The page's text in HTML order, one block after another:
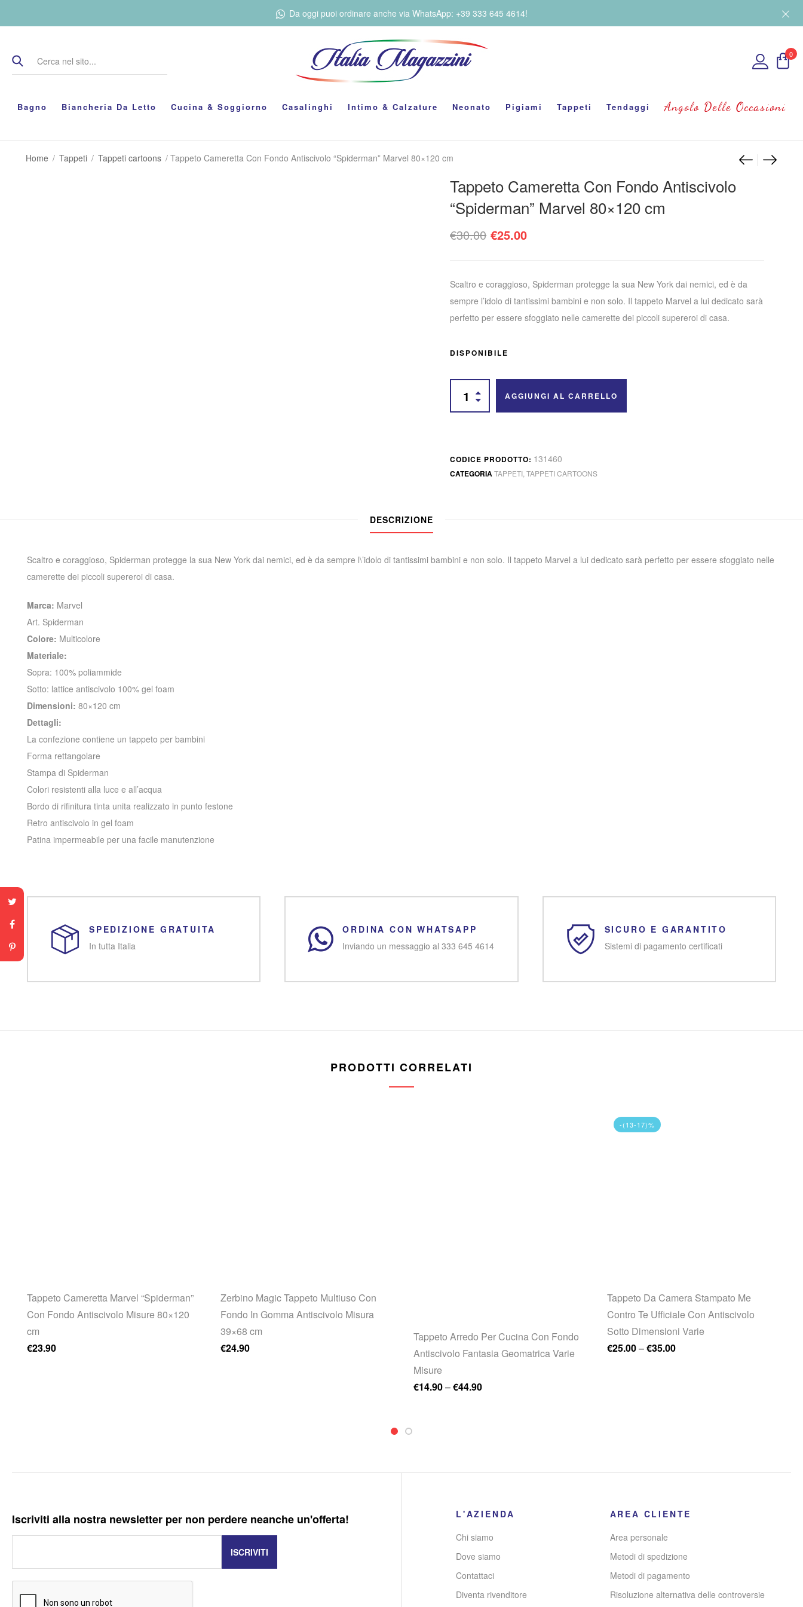
Da oggi puoi ordinare anche via WhatsApp: +39 333 645 4614!
0
Bagno Biancheria Da Letto Cucina & Soggiorno Casalinghi Intimo & Calzature Neonato Pigiami Tappeti Tendaggi Angolo Delle Occasioni
Home / Tappeti / Tappeti cartoons / Tappeto Cameretta Con Fondo Antiscivolo “Spiderman” Marvel 80×120 cm
Tappeto Cameretta Con Fondo Antiscivolo
“Spiderman” Marvel 80×120 cm
€30.00 Il prezzo originale era: €30.00.
€25.00Il prezzo attuale è: €25.00.
Scaltro e coraggioso, Spiderman protegge la sua New York dai nemici, ed è da
sempre l’idolo di tantissimi bambini e non solo. Il tappeto Marvel a lui dedicato sarà
perfetto per essere sfoggiato nelle camerette dei piccoli supereroi di casa.
DISPONIBILE
AGGIUNGI AL CARRELLO
CODICE PRODOTTO: 131460
CATEGORIATAPPETI ,TAPPETI CARTOONS
DESCRIZIONE
Scaltro e coraggioso, Spiderman protegge la sua New York dai nemici, ed è da sempre l\’idolo di tantissimi bambini e non solo. Il tappeto Marvel a lui dedicato sarà perfetto per essere sfoggiato nelle
camerette dei piccoli supereroi di casa.
Marca: Marvel
Art. Spiderman
Colore: Multicolore
Materiale:
Sopra: 100% poliammide
Sotto: lattice antiscivolo 100% gel foam
Dimensioni: 80×120 cm
Dettagli:
La confezione contiene un tappeto per bambini
Forma rettangolare
Stampa di Spiderman
Colori resistenti alla luce e all’acqua
Bordo di rifinitura tinta unita realizzato in punto festone
Retro antiscivolo in gel foam
Patina impermeabile per una facile manutenzione
SPEDIZIONE GRATUITA
In tutta Italia
ORDINA CON WHATSAPP
Inviando un messaggio al 333 645 4614
SICURO E GARANTITO
Sistemi di pagamento certificati
PRODOTTI CORRELATI
Tappeto Cameretta Marvel “Spiderman”
Con Fondo Antiscivolo Misure 80×120
cm
€23.90
Zerbino Magic Tappeto Multiuso Con
Fondo In Gomma Antiscivolo Misura
39×68 cm
€24.90
Tappeto Arredo Per Cucina Con Fondo
Antiscivolo Fantasia Geomatrica Varie
Misure
€14.90–€44.90
-(13-17)%
Tappeto Da Camera Stampato Me
Contro Te Ufficiale Con Antiscivolo
Sotto Dimensioni Varie
€25.00–€35.00
Iscriviti alla nostra newsletter per non perdere neanche un'offerta!
L'AZIENDA
Chi siamo
Dove siamo
Contattaci
Diventa rivenditore
AREA CLIENTE
Area personale
Metodi di spedizione
Metodi di pagamento
Risoluzione alternativa delle controversie